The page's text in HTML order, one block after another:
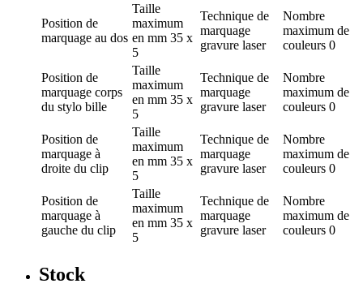
Position de
marquage au dos
Taille
maximum
en mm 35 x
5
Technique de
marquage
gravure laser
Nombre
maximum de
couleurs 0
Position de
marquage corps
du stylo bille
Taille
maximum
en mm 35 x
5
Technique de
marquage
gravure laser
Nombre
maximum de
couleurs 0
Position de
marquage à
droite du clip
Taille
maximum
en mm 35 x
5
Technique de
marquage
gravure laser
Nombre
maximum de
couleurs 0
Position de
marquage à
gauche du clip
Taille
maximum
en mm 35 x
5
Technique de
marquage
gravure laser
Nombre
maximum de
couleurs 0
Stock